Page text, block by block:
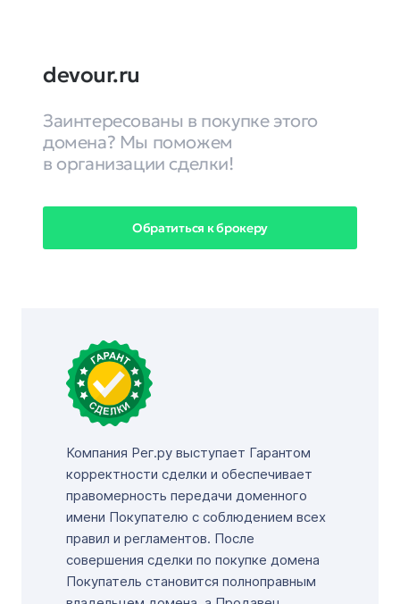
devour.ru
Заинтересованы в покупке этого
домена? Мы поможем
в организации сделки!
Обратиться к брокеру
Компания Рег.ру выступает Гарантом
корректности сделки и обеспечивает
правомерность передачи доменного
имени Покупателю с соблюдением всех
правил и регламентов. После
совершения сделки по покупке домена
Покупатель становится полноправным